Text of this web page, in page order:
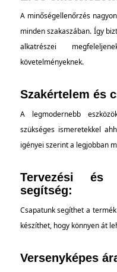
A minőségellenőrzés
minden szakaszában. Így
alkatrészei
követelményeknek.
Szakértelem és
A legmodernebb
szükséges ismeretekkel
igényei szerint a legjobban
Tervezési és
segítség:
Csapatunk segíthet a
készíthet, hogy könnyen át
Versenyképes